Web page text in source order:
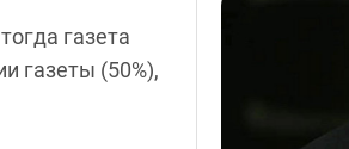
газета
газеты (50%),